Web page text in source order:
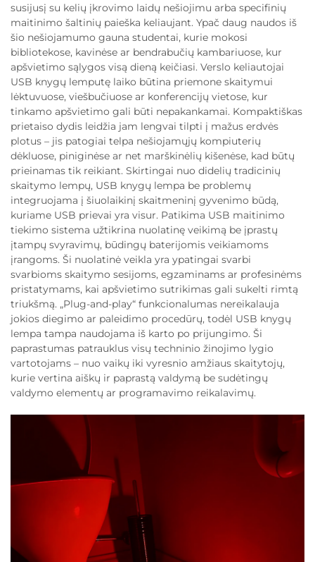
susijusį su kelių įkrovimo laidų nešiojimu arba specifinių
maitinimo šaltinių paieška keliaujant. Ypač daug naudos iš
šio nešiojamumo gauna studentai, kurie mokosi
bibliotekose, kavinėse ar bendrabučių kambariuose, kur
apšvietimo sąlygos visą dieną keičiasi. Verslo keliautojai
USB knygų lemputę laiko būtina priemone skaitymui
lėktuvuose, viešbučiuose ar konferencijų vietose, kur
tinkamo apšvietimo gali būti nepakankamai. Kompaktiškas
prietaiso dydis leidžia jam lengvai tilpti į mažus erdvės
plotus – jis patogiai telpa nešiojamųjų kompiuterių
dėkluose, piniginėse ar net marškinėlių kišenėse, kad būtų
prieinamas tik reikiant. Skirtingai nuo didelių tradicinių
skaitymo lempų, USB knygų lempa be problemų
integruojama į šiuolaikinį skaitmeninį gyvenimo būdą,
kuriame USB prievai yra visur. Patikima USB maitinimo
tiekimo sistema užtikrina nuolatinę veikimą be įprastų
įtampų svyravimų, būdingų baterijomis veikiamoms
įrangoms. Ši nuolatinė veikla yra ypatingai svarbi
svarbioms skaitymo sesijoms, egzaminams ar profesinėms
pristatymams, kai apšvietimo sutrikimas gali sukelti rimtą
triukšmą. „Plug-and-play“ funkcionalumas nereikalauja
jokios diegimo ar paleidimo procedūrų, todėl USB knygų
lempa tampa naudojama iš karto po prijungimo. Ši
paprastumas patrauklus visų techninio žinojimo lygio
vartotojams – nuo vaikų iki vyresnio amžiaus skaitytojų,
kurie vertina aiškų ir paprastą valdymą be sudėtingų
valdymo elementų ar programavimo reikalavimų.